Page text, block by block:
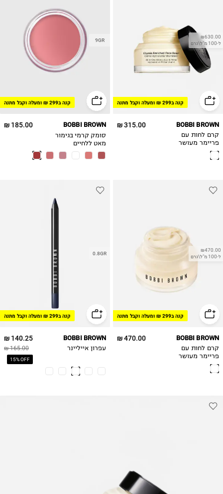
קנה ב299 ₪ ומעלה וקבל מתנה
₪630.00
ל-100 מ"ל\גרם
315.00 ₪ BOBBI BROWN
קרם לחות עם
פריימר מעושר
בויטמינים
קנה ב299 ₪ ומעלה וקבל מתנה
9GR
185.00 ₪ BOBBI BROWN
סומק קרמי בגימור
מאט ללחיים
ולשפתיים POT
ROUGE MATTE
קנה ב299 ₪ ומעלה וקבל מתנה
₪470.00
ל-100 מ"ל\גרם
470.00 ₪ BOBBI BROWN
קרם לחות עם
פריימר מעושר
בויטמינים
קנה ב299 ₪ ומעלה וקבל מתנה
0.8GR
140.25 ₪
165.00 ₪
15% OFF
BOBBI BROWN
עפרון אייליינר